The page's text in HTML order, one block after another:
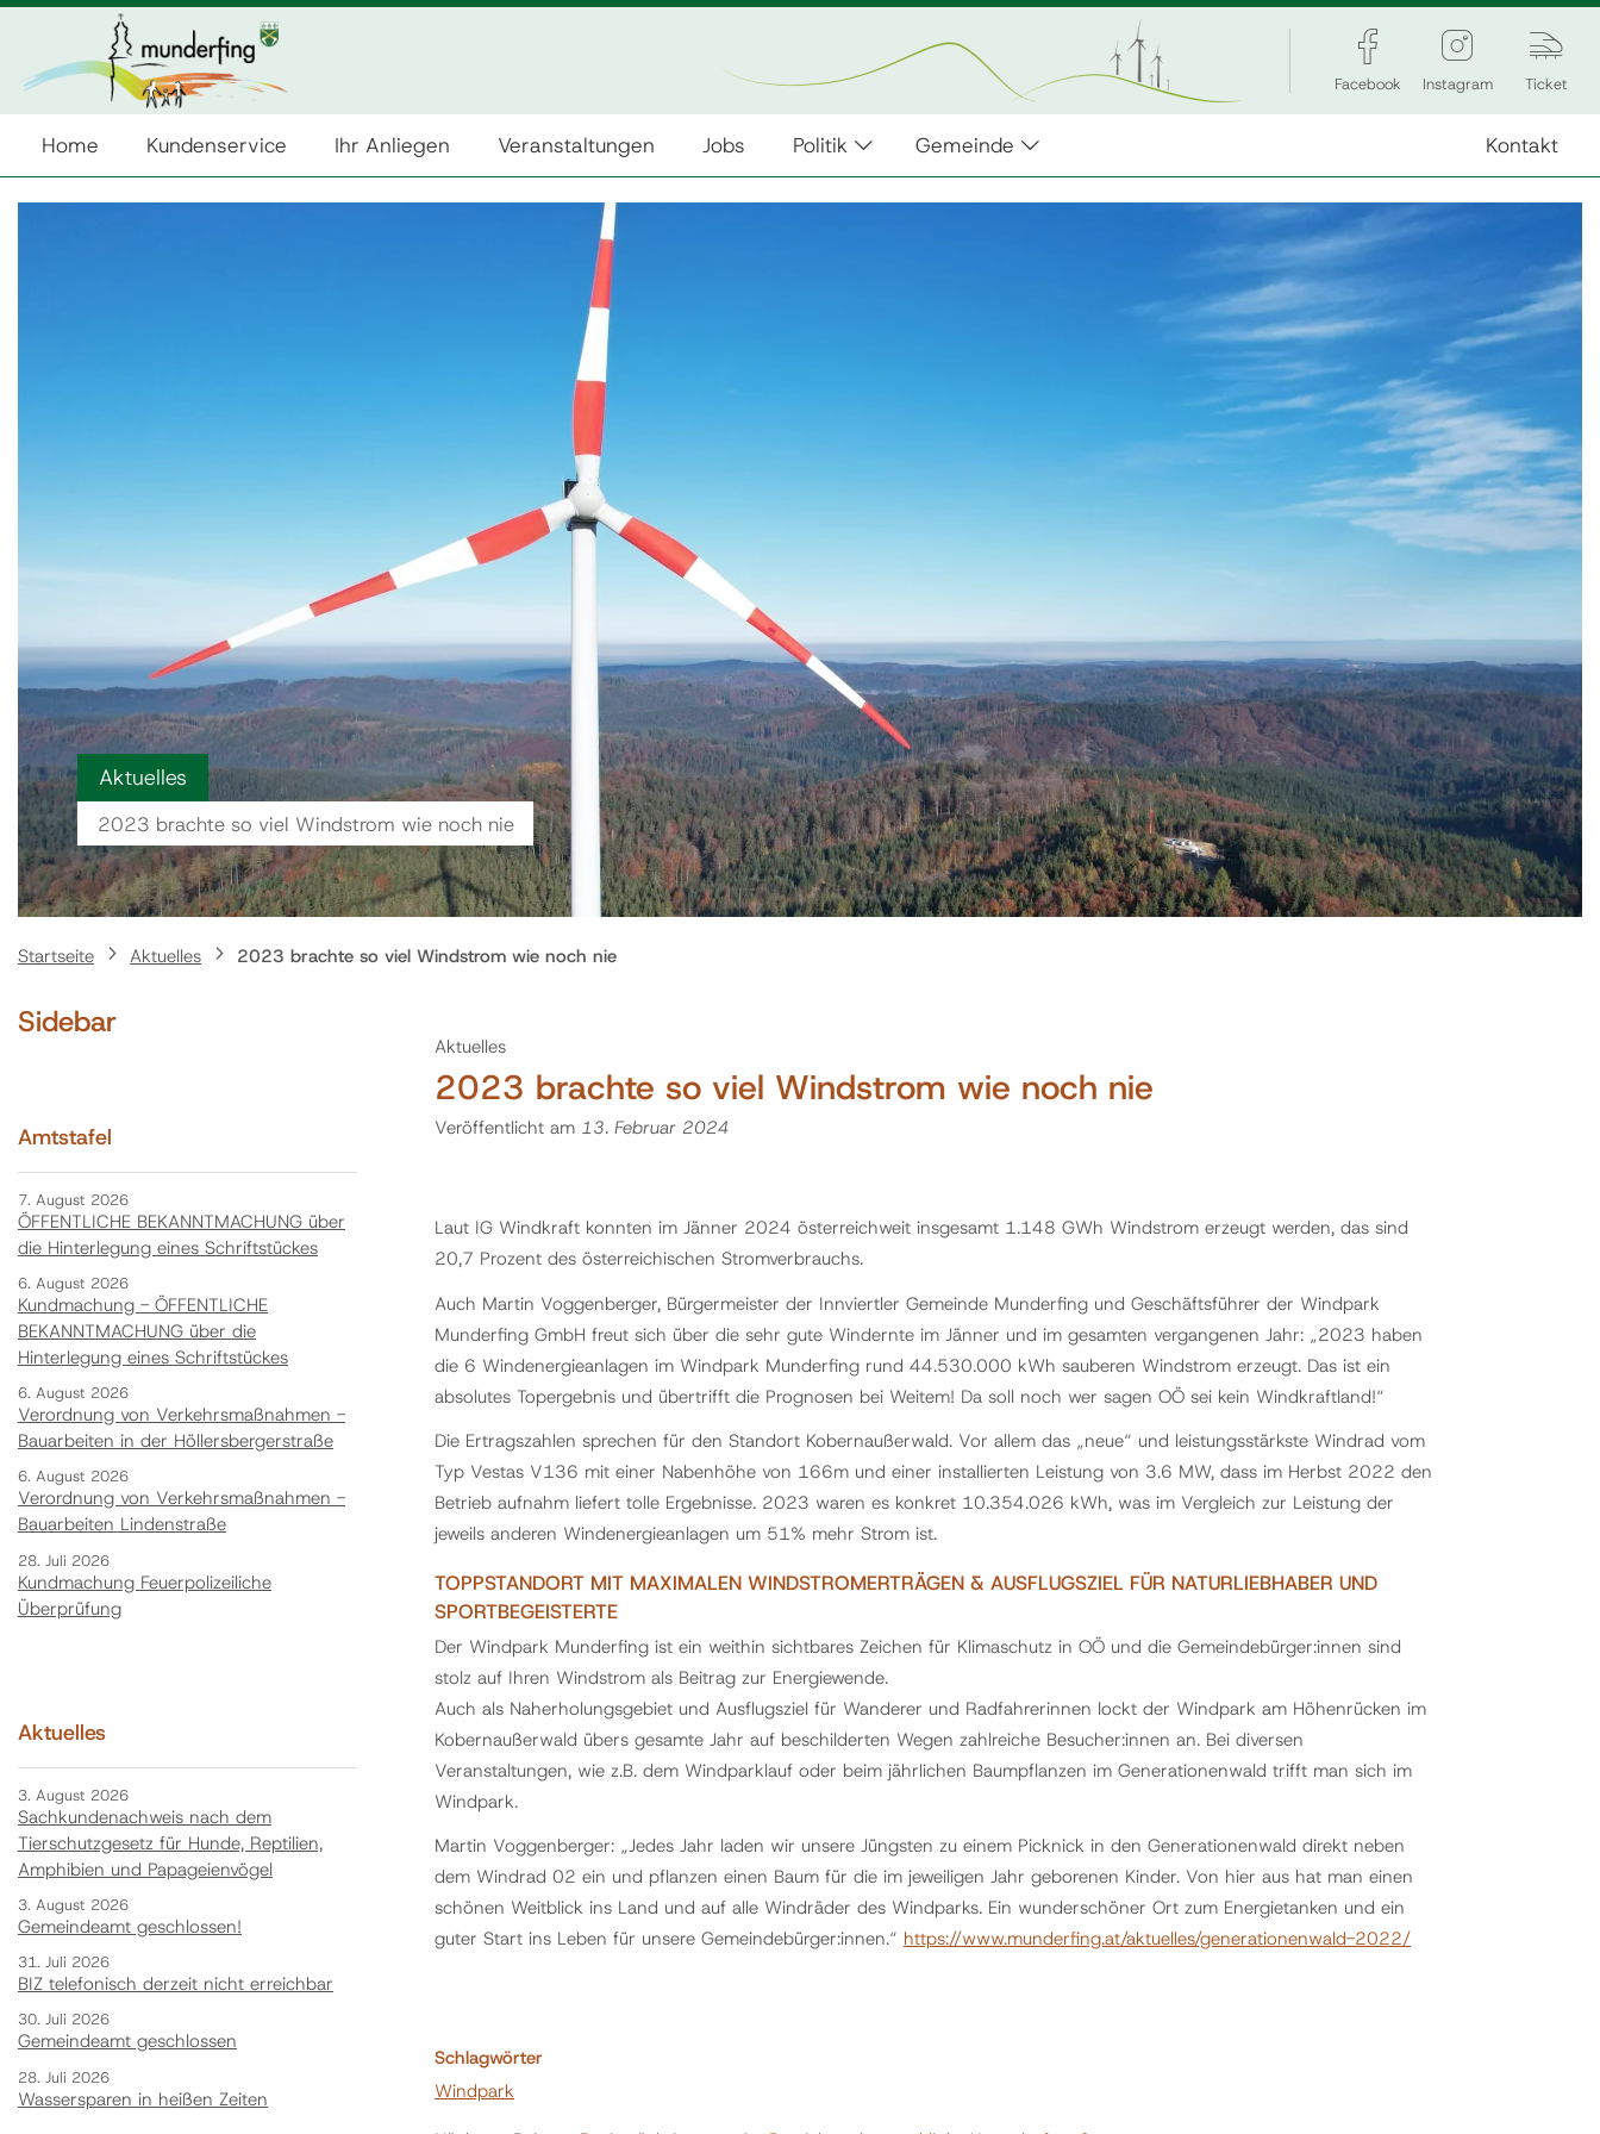
Facebook Instagram Ticket
Home Kundenservice Ihr Anliegen Veranstaltungen Jobs Politik Gemeinde Kontakt
Aktuelles
2023 brachte so viel Windstrom wie noch nie
Startseite Aktuelles 2023 brachte so viel Windstrom wie noch nie
Aktuelles
2023 brachte so viel Windstrom wie noch nie
Veröffentlicht am 13. Februar 2024
Laut IG Windkraft konnten im Jänner 2024 österreichweit insgesamt 1.148 GWh Windstrom erzeugt werden, das sind
20,7 Prozent des österreichischen Stromverbrauchs.
Auch Martin Voggenberger, Bürgermeister der Innviertler Gemeinde Munderfing und Geschäftsführer der Windpark
Munderfing GmbH freut sich über die sehr gute Windernte im Jänner und im gesamten vergangenen Jahr: „2023 haben
die 6 Windenergieanlagen im Windpark Munderfing rund 44.530.000 kWh sauberen Windstrom erzeugt. Das ist ein
absolutes Topergebnis und übertrifft die Prognosen bei Weitem! Da soll noch wer sagen OÖ sei kein Windkraftland!“
Die Ertragszahlen sprechen für den Standort Kobernaußerwald. Vor allem das „neue“ und leistungsstärkste Windrad vom
Typ Vestas V136 mit einer Nabenhöhe von 166m und einer installierten Leistung von 3.6 MW, dass im Herbst 2022 den
Betrieb aufnahm liefert tolle Ergebnisse. 2023 waren es konkret 10.354.026 kWh, was im Vergleich zur Leistung der
jeweils anderen Windenergieanlagen um 51% mehr Strom ist.
TOPPSTANDORT MIT MAXIMALEN WINDSTROMERTRÄGEN & AUSFLUGSZIEL FÜR NATURLIEBHABER UND
SPORTBEGEISTERTE
Der Windpark Munderfing ist ein weithin sichtbares Zeichen für Klimaschutz in OÖ und die Gemeindebürger:innen sind
stolz auf Ihren Windstrom als Beitrag zur Energiewende.
Auch als Naherholungsgebiet und Ausflugsziel für Wanderer und Radfahrerinnen lockt der Windpark am Höhenrücken im
Kobernaußerwald übers gesamte Jahr auf beschilderten Wegen zahlreiche Besucher:innen an. Bei diversen
Veranstaltungen, wie z.B. dem Windparklauf oder beim jährlichen Baumpflanzen im Generationenwald trifft man sich im
Windpark.
Martin Voggenberger: „Jedes Jahr laden wir unsere Jüngsten zu einem Picknick in den Generationenwald direkt neben
dem Windrad 02 ein und pflanzen einen Baum für die im jeweiligen Jahr geborenen Kinder. Von hier aus hat man einen
schönen Weitblick ins Land und auf alle Windräder des Windparks. Ein wunderschöner Ort zum Energietanken und ein
guter Start ins Leben für unsere Gemeindebürger:innen.“ https://www.munderfing.at/aktuelles/generationenwald-2022/
Schlagwörter
Windpark
Sidebar
Amtstafel
7. August 2026
ÖFFENTLICHE BEKANNTMACHUNG über
die Hinterlegung eines Schriftstückes
6. August 2026
Kundmachung - ÖFFENTLICHE
BEKANNTMACHUNG über die
Hinterlegung eines Schriftstückes
6. August 2026
Verordnung von Verkehrsmaßnahmen -
Bauarbeiten in der Höllersbergerstraße
6. August 2026
Verordnung von Verkehrsmaßnahmen -
Bauarbeiten Lindenstraße
28. Juli 2026
Kundmachung Feuerpolizeiliche
Überprüfung
Aktuelles
3. August 2026
Sachkundenachweis nach dem
Tierschutzgesetz für Hunde, Reptilien,
Amphibien und Papageienvögel
3. August 2026
Gemeindeamt geschlossen!
31. Juli 2026
BIZ telefonisch derzeit nicht erreichbar
30. Juli 2026
Gemeindeamt geschlossen
28. Juli 2026
Wassersparen in heißen Zeiten